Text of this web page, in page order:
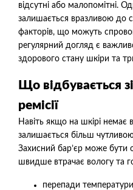
відсутні або малопомітні.
залишається вразливою до
факторів, що можуть
регулярний догляд є
здорового стану шкіри та
Що відбувається
ремісії
Навіть якщо на шкірі
залишається більш
Захисний бар’єр може бути
швидше втрачає вологу та
перепади